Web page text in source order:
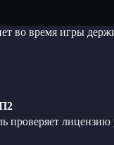
во время игры
проверяет лицензию